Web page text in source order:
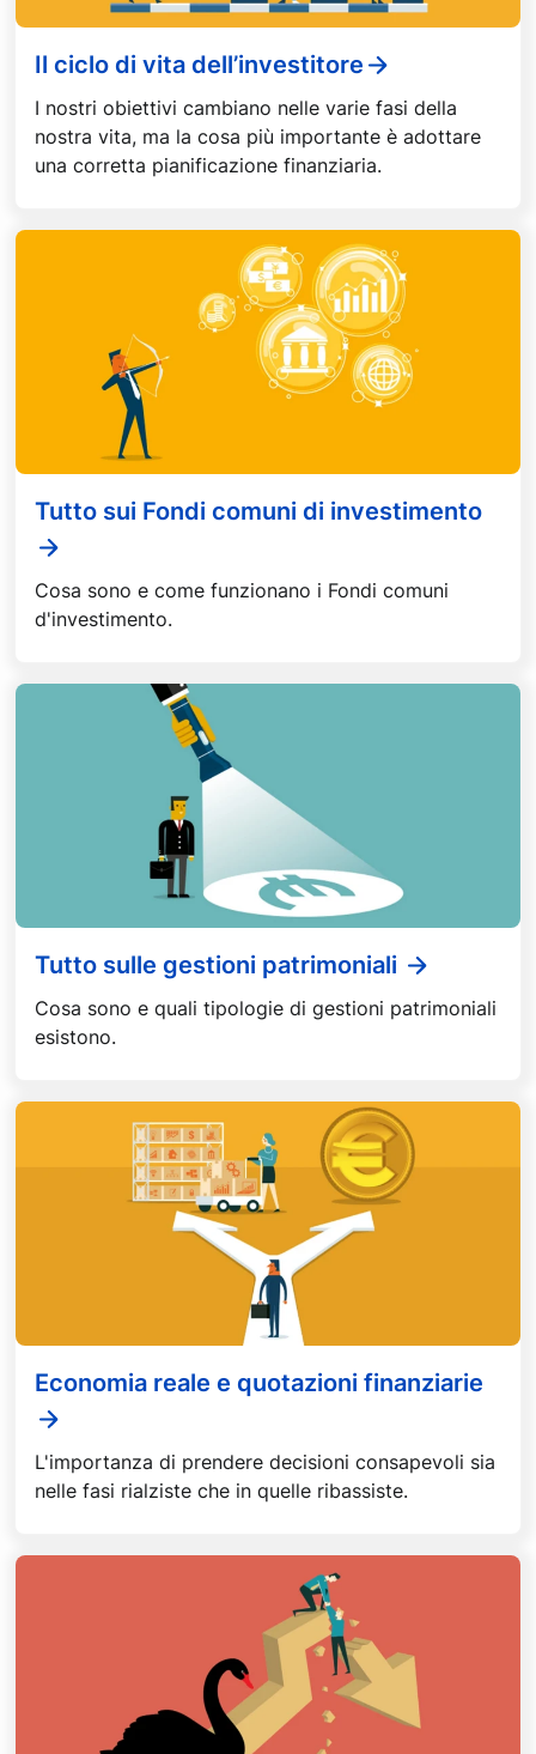
Il ciclo di vita dell’investitore
I nostri obiettivi cambiano nelle varie fasi della
nostra vita, ma la cosa più importante è adottare
una corretta pianificazione finanziaria.
Tutto sui Fondi comuni di investimento
Cosa sono e come funzionano i Fondi comuni
d'investimento.
Tutto sulle gestioni patrimoniali
Cosa sono e quali tipologie di gestioni patrimoniali
esistono.
Economia reale e quotazioni finanziarie
L'importanza di prendere decisioni consapevoli sia
nelle fasi rialziste che in quelle ribassiste.